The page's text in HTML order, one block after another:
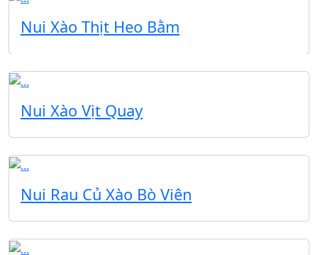
Nui Xào Thịt Heo Bằm
Nui Xào Vịt Quay
Nui Rau Củ Xào Bò Viên